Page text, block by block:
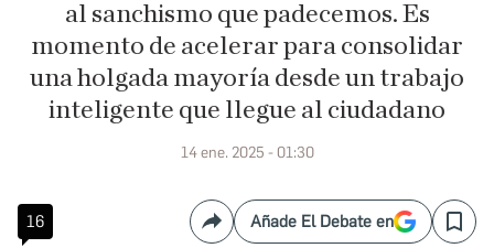
al sanchismo que padecemos. Es
momento de acelerar para consolidar
una holgada mayoría desde un trabajo
inteligente que llegue al ciudadano
14 ene. 2025 - 01:30
16 CompartirAñade El Debate en Save